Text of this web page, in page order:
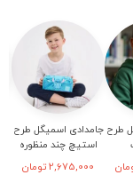
طرح جامدادی اسمیگل طرح
استیچ چند منظوره
2,675,000تومان